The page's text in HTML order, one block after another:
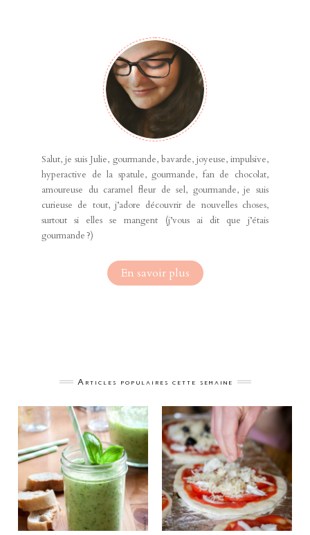
Salut, je suis Julie, gourmande, bavarde, joyeuse, impulsive,
hyperactive de la spatule, gourmande, fan de chocolat,
amoureuse du caramel fleur de sel, gourmande, je suis
curieuse de tout, j’adore découvrir de nouvelles choses,
surtout si elles se mangent (j’vous ai dit que j’étais
gourmande ?)
En savoir plus
Articles populaires cette semaine